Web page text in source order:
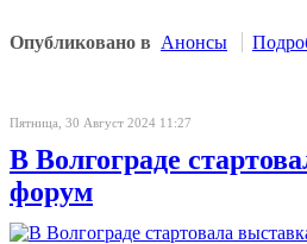
Опубликовано в Анонсы
Пятница, 30 Август 2024 11:27
В Волгограде
форум